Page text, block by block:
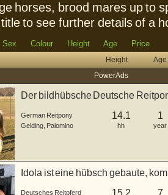
horses, brood mares up to
to see further details of a
Sex Colour Height Age Price
Height
Age
Power Ads
Der bildhübsche Deutsche
German Reitpony
Gelding Palomino
14.1
hh
1
year
Idola ist eine hübsch gebaute,
Deutsches Reitpferd
15.2 7